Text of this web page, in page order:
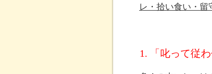
レ・拾い食い・留
1. 「叱って従